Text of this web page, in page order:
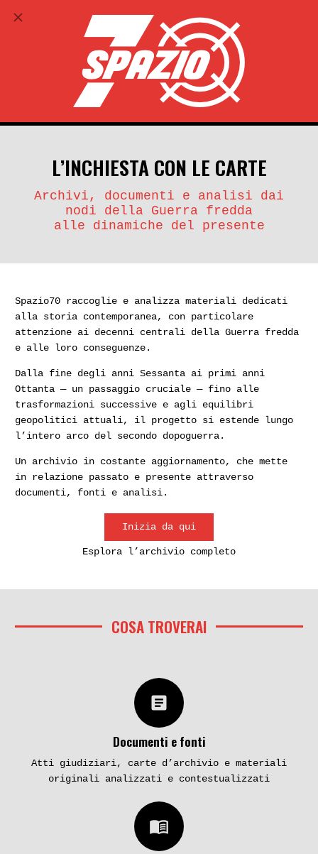
ABBONATI
search account_circle
L’INCHIESTA CON LE CARTE
Archivi, documenti e analisi dai
nodi della Guerra fredda
alle dinamiche del presente
Spazio70 raccoglie e analizza materiali dedicati
alla storia contemporanea, con particolare
attenzione ai decenni centrali della Guerra fredda
e alle loro conseguenze.
Dalla fine degli anni Sessanta ai primi anni
Ottanta — un passaggio cruciale — fino alle
trasformazioni successive e agli equilibri
geopolitici attuali, il progetto si estende lungo
l’intero arco del secondo dopoguerra.
Un archivio in costante aggiornamento, che mette
in relazione passato e presente attraverso
documenti, fonti e analisi.
Inizia da qui
Esplora l’archivio completo
COSA TROVERAI
article
Documenti e fonti
Atti giudiziari, carte d’archivio e materiali
originali analizzati e contestualizzati
menu_book